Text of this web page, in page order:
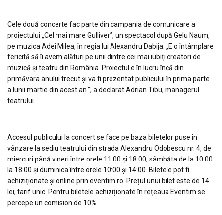
Cele două concerte fac parte din campania de comunicare a
proiectului „Cel mai mare Gulliver”, un spectacol după Gelu Naum,
pe muzica Adei Milea, în regia lui Alexandru Dabija. „E o întâmplare
fericită să îi avem alături pe unii dintre cei mai iubiți creatori de
muzică și teatru din România. Proiectul e în lucru încă din
primăvara anului trecut și va fi prezentat publicului în prima parte
a lunii martie din acest an.”, a declarat Adrian Tibu, managerul
teatrului.
Accesul publicului la concert se face pe baza biletelor puse în
vânzare la sediu teatrului din strada Alexandru Odobescu nr. 4, de
miercuri până vineri între orele 11:00 și 18:00, sâmbăta de la 10:00
la 18:00 și duminica între orele 10:00 și 14:00. Biletele pot fi
achiziționate și online prin eventim.ro. Prețul unui bilet este de 14
lei, tarif unic. Pentru biletele achiziționate în rețeaua Eventim se
percepe un comision de 10%.